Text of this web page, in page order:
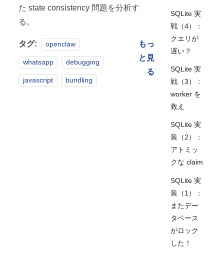
た state consistency 問題を分析す
る。
タグ: openclaw
whatsapp debugging
javascript bundling
もっ
と見
る
SQLite 実
戦（4）：
クエリが
遅い？
SQLite 実
戦（3）：
worker を
救え
SQLite 実
装（2）：
アトミッ
クな claim
SQLite 実
装（1）：
またデー
タベース
がロック
した！